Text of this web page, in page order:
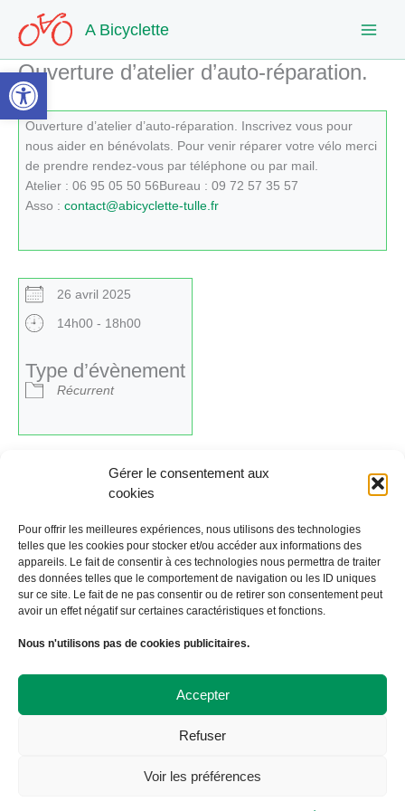
Ouvrir la barre d’outils
Gérer le consentement aux
cookies
Pour offrir les meilleures expériences, nous utilisons des technologies
telles que les cookies pour stocker et/ou accéder aux informations des
appareils. Le fait de consentir à ces technologies nous permettra de traiter
des données telles que le comportement de navigation ou les ID uniques
sur ce site. Le fait de ne pas consentir ou de retirer son consentement peut
avoir un effet négatif sur certaines caractéristiques et fonctions.
Nous n'utilisons pas de cookies publicitaires.
Accepter
Refuser
Voir les préférences
contenu
A Bicyclette
Ouverture d’atelier d’auto-réparation.
Ouverture d’atelier d’auto-réparation. Inscrivez vous pour
nous aider en bénévolats. Pour venir réparer votre vélo merci
de prendre rendez-vous par téléphone ou par mail.
Atelier : 06 95 05 50 56Bureau : 09 72 57 35 57
Asso : contact@abicyclette-tulle.fr
26 avril 2025
14h00 - 18h00
Type d’évènement
Récurrent
←Évènement précédent Évènement suivant→
108 avenue Victor Hugo
09 72 57 35 57
contact@abicyclette-tulle.fr
Copyright 2023 Association À Bicyclette
Politique de cookies